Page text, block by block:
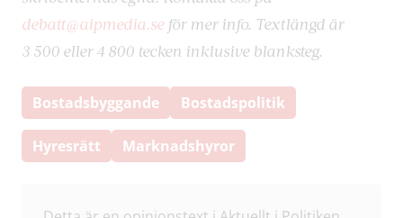
debatt@aipmedia.seför mer info. Textlängd är
3 500 eller 4 800 tecken inklusive blanksteg.
Bostadsbyggande Bostadspolitik
Hyresrätt Marknadshyror